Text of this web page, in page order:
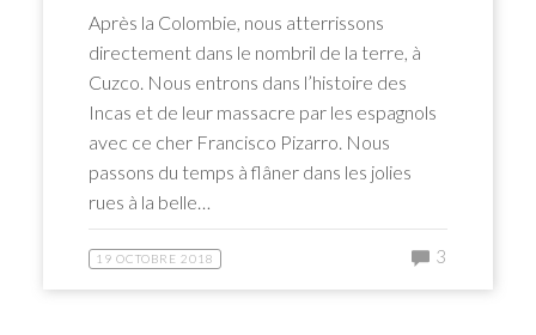
Après la Colombie, nous atterrissons
directement dans le nombril de la terre, à
Cuzco. Nous entrons dans l’histoire des
Incas et de leur massacre par les espagnols
avec ce cher Francisco Pizarro. Nous
passons du temps à flâner dans les jolies
rues à la belle…
19 OCTOBRE 2018 3